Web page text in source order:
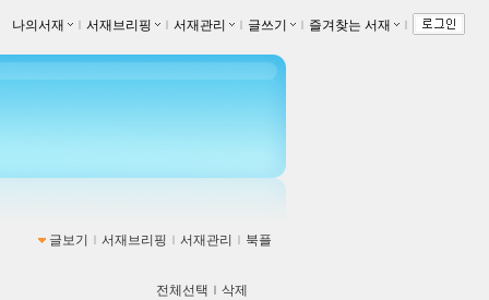
나의서재 ｌ 서재브리핑 ｌ 서재관리 ｌ 글쓰기 ｌ 즐겨찾는 서재 ｌ
글보기 ｌ 서재브리핑 ｌ 서재관리 ｌ 북플
전체선택 ｌ 삭제